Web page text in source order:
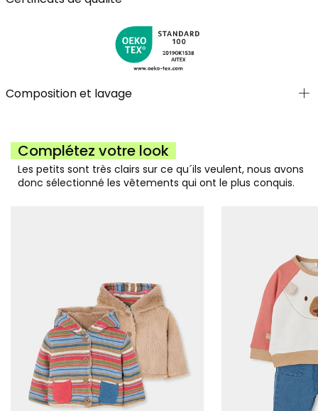
Composition et lavage
Complétez votre look
Les petits sont très clairs sur ce qu´ils veulent, nous avons
donc sélectionné les vêtements qui ont le plus conquis.